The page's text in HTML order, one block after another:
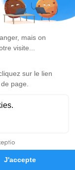
Hommages
lieu
de Denise
est